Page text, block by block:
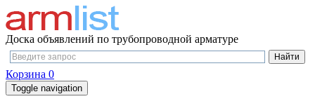
Доска объявлений по трубопроводной арматуре
Корзина 0
Toggle navigation